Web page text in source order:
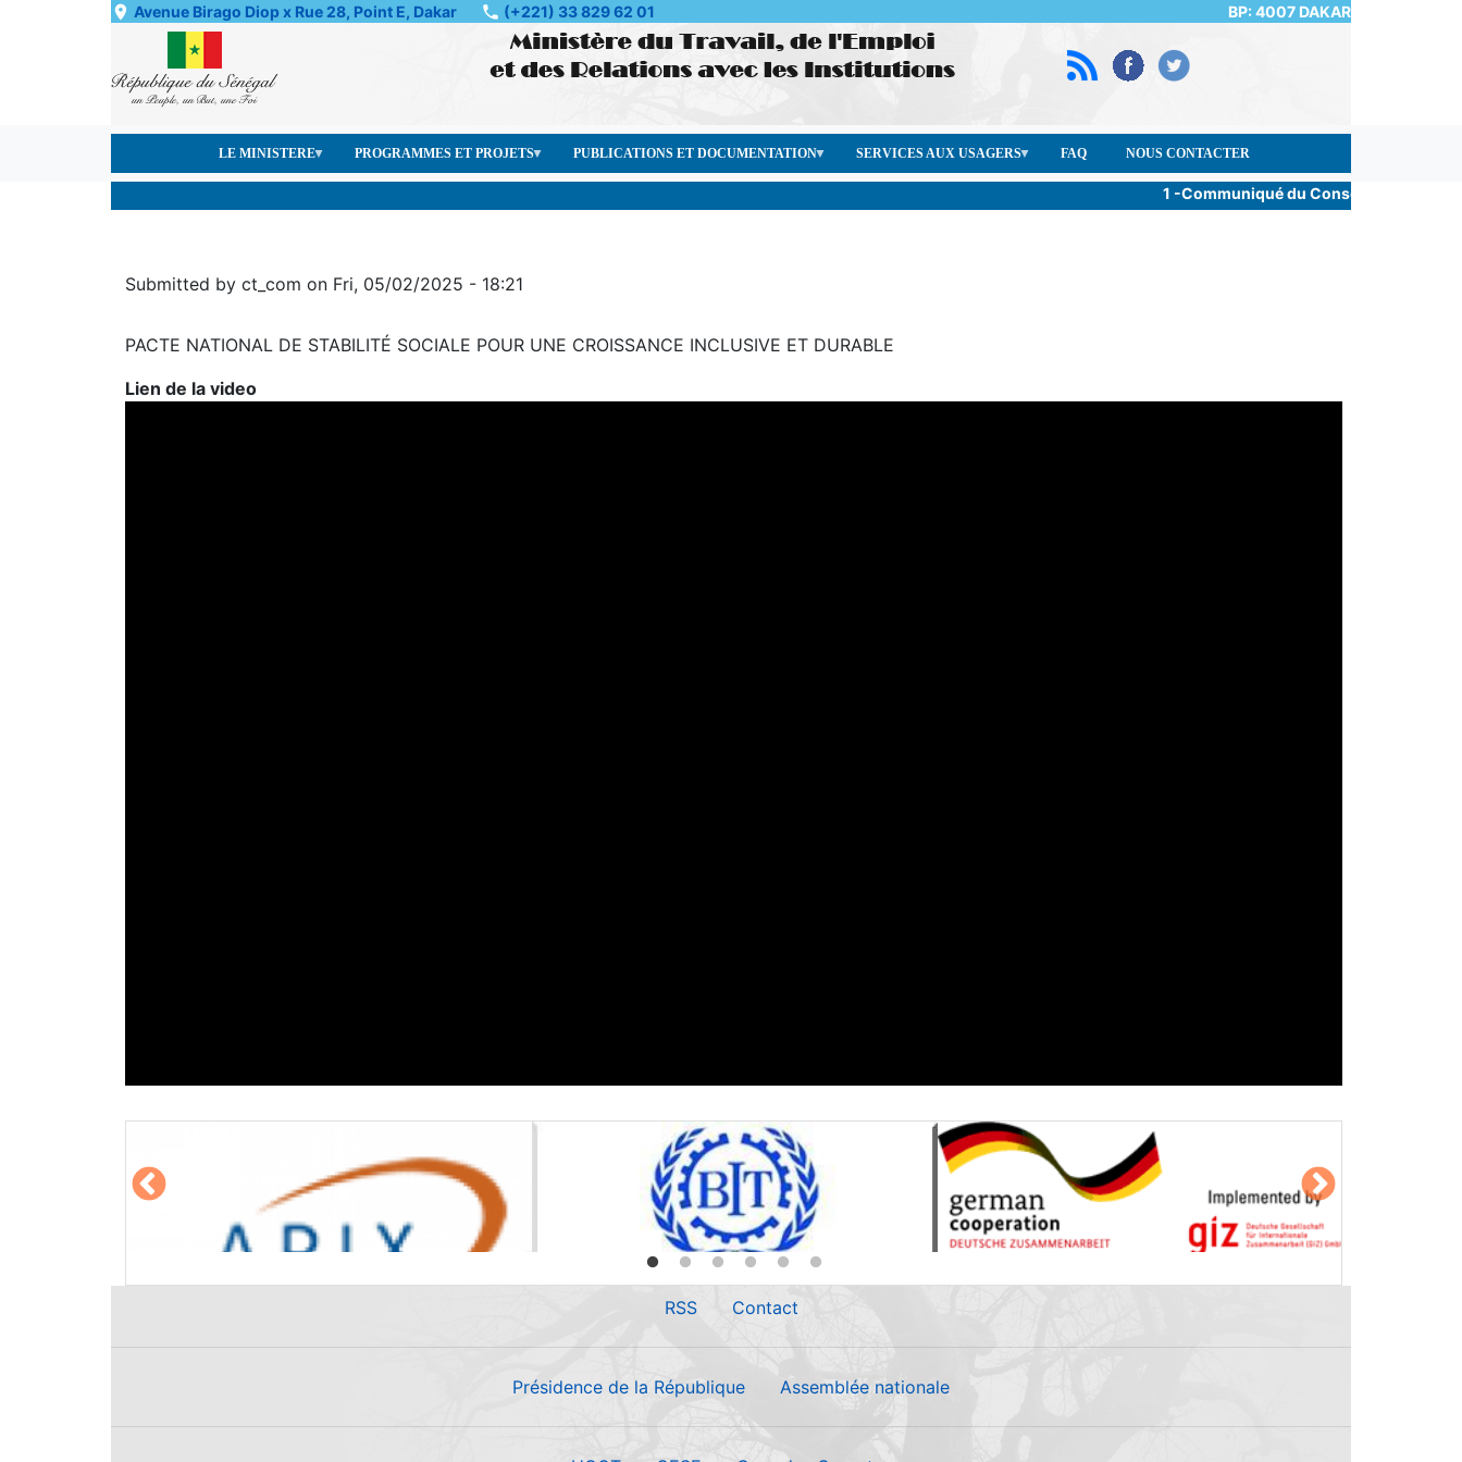
Avenue Birago Diop x Rue 28, Point E, Dakar (+221) 33 829 62 01 BP: 4007 DAKAR
LE MINISTERE PROGRAMMES ET PROJETS PUBLICATIONS ET DOCUMENTATION SERVICES AUX USAGERS FAQ NOUS CONTACTER
1 -Communiqué du Conseil des
Submitted by ct_com on Fri, 05/02/2025 - 18:21
PACTE NATIONAL DE STABILITÉ SOCIALE POUR UNE CROISSANCE INCLUSIVE ET DURABLE
Lien de la video
RSS Contact
Présidence de la République Assemblée nationale